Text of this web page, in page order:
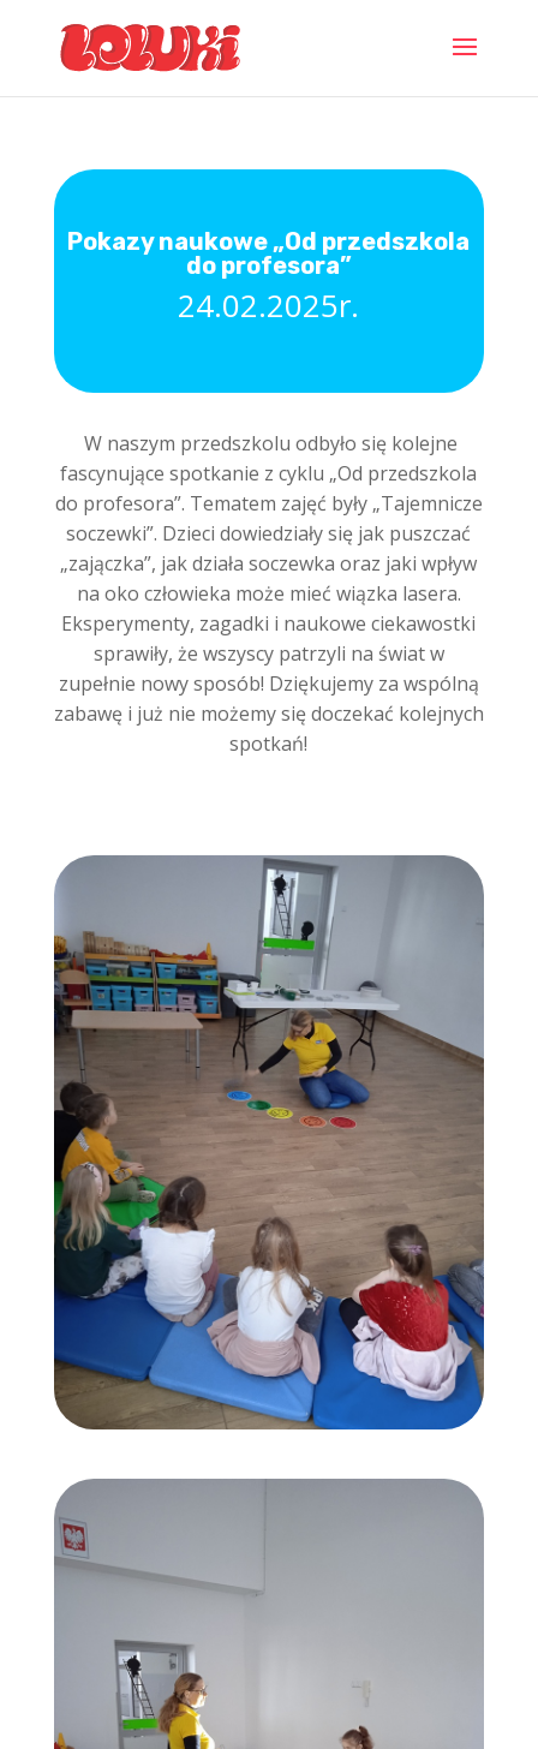
Pokazy naukowe „Od przedszkola
do profesora”
24.02.2025r.
W naszym przedszkoluodbyło się kolejne
fascynujące spotkanie z cyklu „Od przedszkola
do profesora”. Tematem zajęć były „Tajemnicze
soczewki”. Dzieci dowiedziały się jak puszczać
„zajączka”, jak działa soczewka oraz jaki wpływ
na oko człowieka może mieć wiązka lasera.
Eksperymenty, zagadki i naukowe ciekawostki
sprawiły, że wszyscy patrzyli na świat w
zupełnie nowy sposób! Dziękujemy za wspólną
zabawę i już nie możemy się doczekać kolejnych
spotkań!